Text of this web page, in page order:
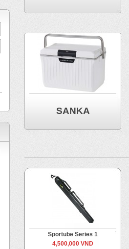
SANKA
Sportube Series 1
4,500,000 VND